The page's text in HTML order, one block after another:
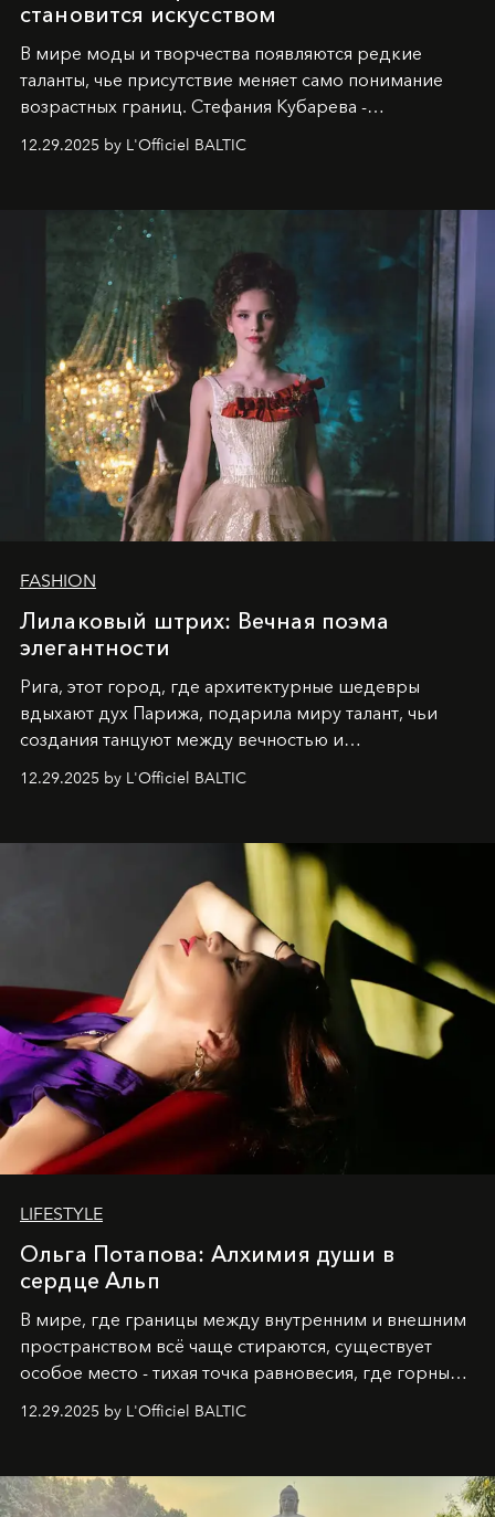
становится искусством
В мире моды и творчества появляются редкие
таланты, чье присутствие меняет само понимание
возрастных границ. Стефания Кубарева -
десятилетняя обладательница невероятной
харизмы, чье имя уже украшает обложки
2025
и LUXIA June 2025, представляет собой
уникальное явление современной культуры.
12.29.2025 by L'Officiel BALTIC
FASHION
Лилаковый штрих: Вечная поэма
элегантности
Рига, этот город, где архитектурные шедевры
вдыхают дух Парижа, подарила миру талант, чьи
создания танцуют между вечностью и
современностью.
12.29.2025 by L'Officiel BALTIC
LIFESTYLE
Ольга Потапова: Алхимия души в
сердце Альп
В мире, где границы между внутренним и внешним
пространством всё чаще стираются, существует
особое место - тихая точка равновесия, где горные
вершины Швейцарии встречаются с бездонными
глубинами человеческой души. Здесь, на стыке
Ольга Потапова - женщина, чей путь от поиска
истины превратился в искусство превращения
12.29.2025 by L'Officiel BALTIC